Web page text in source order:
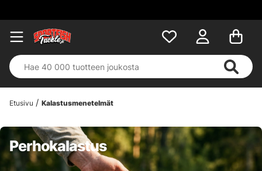
Etusivu Kalastusmenetelmät
Perhokalastus